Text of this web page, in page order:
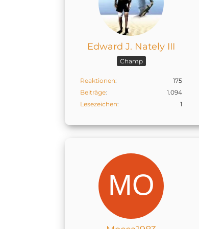
Edward J. Nately III
Champ
Reaktionen
175
Beiträge
1.094
Lesezeichen
1